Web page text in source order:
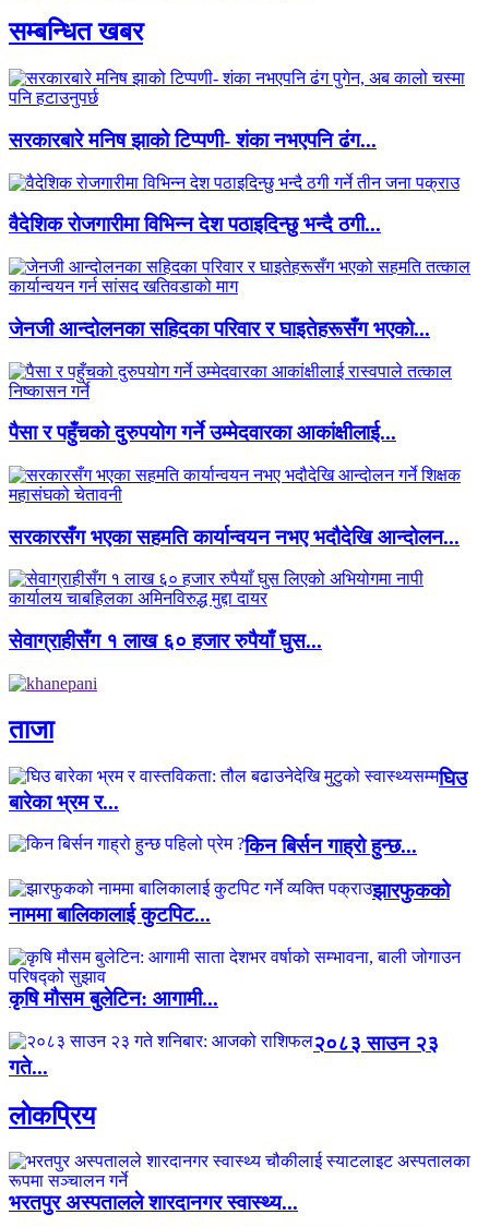
सम्बन्धित खबर
सरकारबारे मनिष झाको टिप्पणी- शंका नभएपनि ढंग...
वैदेशिक रोजगारीमा विभिन्न देश पठाइदिन्छु भन्दै ठगी...
जेनजी आन्दोलनका सहिदका परिवार र घाइतेहरूसँग भएको...
पैसा र पहुँचको दुरुपयोग गर्ने उम्मेदवारका आकांक्षीलाई...
सरकारसँग भएका सहमति कार्यान्वयन नभए भदौदेखि आन्दोलन...
सेवाग्राहीसँग १ लाख ६० हजार रुपैयाँ घुस...
ताजा
घिउ
बारेका भ्रम र...
किन बिर्सन गाह्रो हुन्छ...
झारफुकको
नाममा बालिकालाई कुटपिट...
कृषि मौसम बुलेटिन: आगामी...
२०८३ साउन २३
गते...
लाेकप्रिय
भरतपुर अस्पतालले शारदानगर स्वास्थ्य...